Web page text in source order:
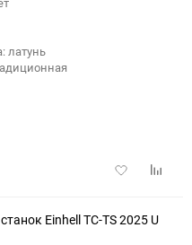
латунь
Добавить
Einhell TC-TS 2025 U